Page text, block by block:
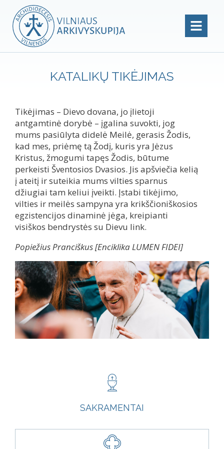
KATALIKŲ TIKĖJIMAS
Tikėjimas – Dievo dovana, jo įlietoji
antgamtinė dorybė – įgalina suvokti, jog
mums pasiūlyta didelė Meilė, gerasis Žodis,
kad mes, priėmę tą Žodį, kuris yra Jėzus
Kristus, žmogumi tapęs Žodis, būtume
perkeisti Šventosios Dvasios. Jis apšviečia kelią
į ateitį ir suteikia mums vilties sparnus
džiugiai tam keliui įveikti. Įstabi tikėjimo,
vilties ir meilės sampyna yra krikščioniškosios
egzistencijos dinaminė jėga, kreipianti
visiškos bendrystės su Dievu link.
Popiežius Pranciškus [Enciklika LUMEN FIDEI]
SAKRAMENTAI